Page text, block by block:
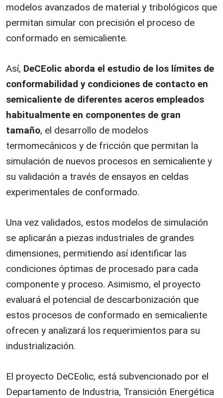
modelos avanzados de material y tribológicos que
permitan simular con precisión el proceso de
conformado en semicaliente.
Así, DeCEolic aborda el estudio de los límites de
conformabilidad y condiciones de contacto en
semicaliente de diferentes aceros empleados
habitualmente en componentes de gran
tamaño, el desarrollo de modelos
termomecánicos y de fricción que permitan la
simulación de nuevos procesos en semicaliente y
su validación a través de ensayos en celdas
experimentales de conformado.
Una vez validados, estos modelos de simulación
se aplicarán a piezas industriales de grandes
dimensiones, permitiendo así identificar las
condiciones óptimas de procesado para cada
componente y proceso. Asimismo, el proyecto
evaluará el potencial de descarbonización que
estos procesos de conformado en semicaliente
ofrecen y analizará los requerimientos para su
industrialización.
El proyecto DeCEolic, está subvencionado por el
Departamento de Industria, Transición Energética